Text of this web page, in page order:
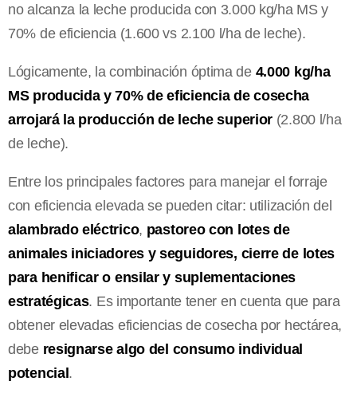
no alcanza la leche producida con 3.000 kg/ha MS y
70% de eficiencia (1.600 vs 2.100 l/ha de leche).
Lógicamente, la combinación óptima de4.000 kg/ha
MS producida y 70% de eficiencia de cosecha
arrojará la producción de leche superior (2.800 l/ha
de leche).
Entre los principales factores para manejar el forraje
con eficiencia elevada se pueden citar: utilización del
alambrado eléctrico, pastoreo con lotes de
animales iniciadores y seguidores, cierre de lotes
para henificar o ensilar y suplementaciones
estratégicas. Es importante tener en cuenta que para
obtener elevadas eficiencias de cosecha por hectárea,
deberesignarse algo del consumo individual
potencial.